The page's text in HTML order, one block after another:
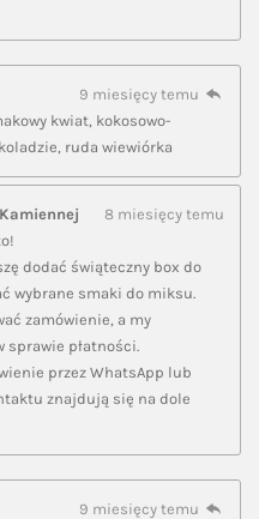
9 miesięcy temu
kwiat, kokosowo-
ruda wiewiórka
8 miesięcy temu
dodać świąteczny box do
wybrane smaki do miksu.
zamówienie, a my
sprawie płatności.
przez WhatsApp lub
znajdują się na dole
9 miesięcy temu